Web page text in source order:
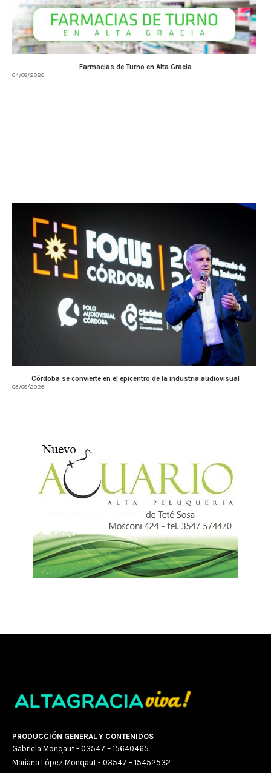
Farmacias de Turno en Alta Gracia
04/08/2026
Córdoba se convierte en el epicentro de la industria audiovisual
03/08/2026
PRODUCCIÓN GENERAL Y CONTENIDOS
Gabriela Monqaut - 03547 – 15640465
Mariana López Monqaut - 03547 – 15452532